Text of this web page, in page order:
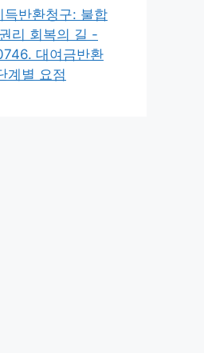
반환청구: 불합
리 회복의 길 -
대여금반환
계별 요점